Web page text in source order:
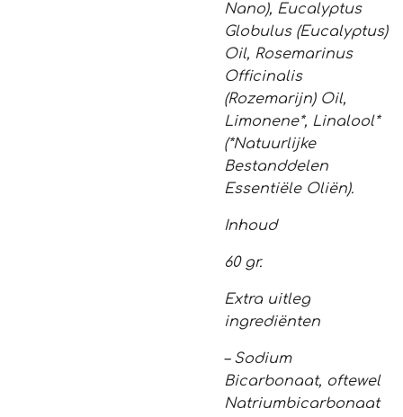
Nano), Eucalyptus
Globulus (Euca­lyptus)
Oil, Rosemarinus
Officinalis
(Rozemarijn) Oil,
Limonene*, Linalool*
(*Natuurlijke
Bestanddelen
Essentiële Oliën).
Inhoud
60 gr.
Extra uitleg
ingrediënten
– Sodium
Bicarbonaat, oftewel
Natriumbicarbonaat